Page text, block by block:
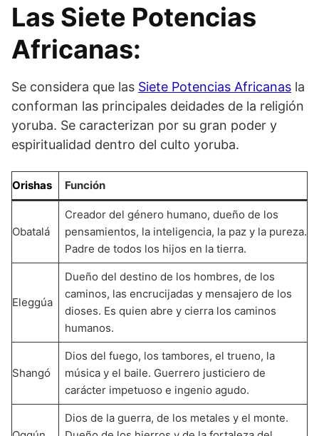
Las Siete Potencias
Africanas:
Se considera que las Siete Potencias Africanas la
conforman las principales deidades de la religión
yoruba. Se caracterizan por su gran poder y
espiritualidad dentro del culto yoruba.
Orishas Función
Obatalá
Creador del género humano, dueño de los
pensamientos, la inteligencia, la paz y la pureza.
Padre de todos los hijos en la tierra.
Eleggúa
Dueño del destino de los hombres, de los
caminos, las encrucijadas y mensajero de los
dioses. Es quien abre y cierra los caminos
humanos.
Shangó
Dios del fuego, los tambores, el trueno, la
música y el baile. Guerrero justiciero de
carácter impetuoso e ingenio agudo.
Dios de la guerra, de los metales y el monte.